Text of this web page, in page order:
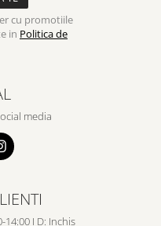
cu promotiile
in Politica de
media
14:00 I D: Inchis